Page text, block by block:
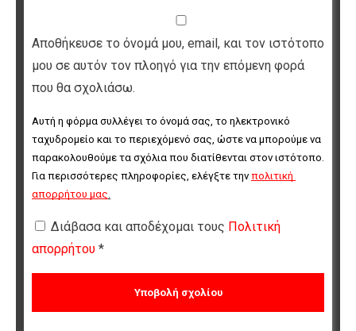
Αποθήκευσε το όνομά μου, email, και τον ιστότοπο
μου σε αυτόν τον πλοηγό για την επόμενη φορά
που θα σχολιάσω.
Αυτή η φόρμα συλλέγει το όνομά σας, το ηλεκτρονικό
ταχυδρομείο και το περιεχόμενό σας, ώστε να μπορούμε να
παρακολουθούμε τα σχόλια που διατίθενται στον ιστότοπο.
Για περισσότερες πληροφορίες, ελέγξτε την πολιτική
απορρήτου μας
Διάβασα και αποδέχομαι τους Πολιτική
απορρήτου *